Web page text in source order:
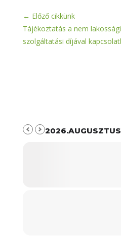
← Előző cikkünk
Tájékoztatás a nem
szolgáltatási díjával
2026.AUGUSZTUS